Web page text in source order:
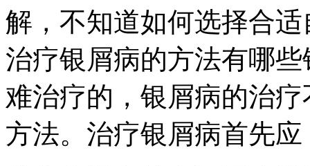
解，不知道如何选择合
治疗银屑病的方法有哪
难治疗的，银屑病的治
方法。治疗银屑病首先应